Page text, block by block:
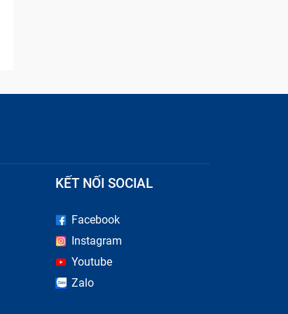
KẾT NỐI SOCIAL
Facebook
Instagram
Youtube
Zalo